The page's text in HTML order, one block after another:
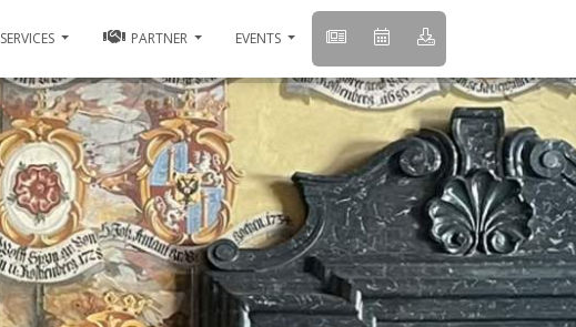
SERVICES PARTNER EVENTS